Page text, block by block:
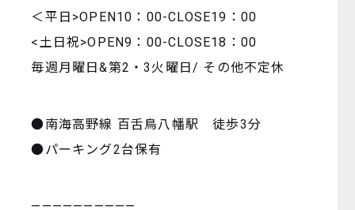
＜平日>OPEN10：00-CLOSE19：00
<土日祝>OPEN9：00-CLOSE18：00
毎週月曜日&第2・3火曜日/ その他不定休
●南海高野線 百舌鳥八幡駅 徒歩3分
●パーキング2台保有
——————————